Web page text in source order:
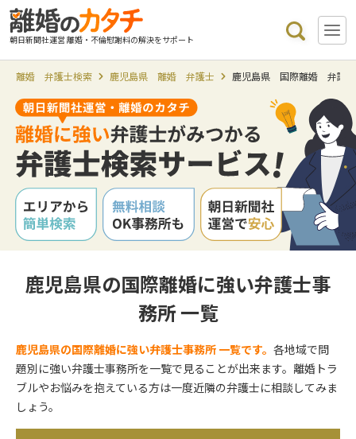
朝日新聞社運営 離婚・不倫慰謝料の解決をサポート
離婚 弁護士検索 鹿児島県 離婚 弁護士 鹿児島県 国際離婚 弁護士
鹿児島県の国際離婚に強い弁護士事
務所 一覧
鹿児島県の国際離婚に強い弁護士事務所 一覧です。各地域で問
題別に強い弁護士事務所を一覧で見ることが出来ます。離婚トラ
ブルやお悩みを抱えている方は一度近隣の弁護士に相談してみま
しょう。